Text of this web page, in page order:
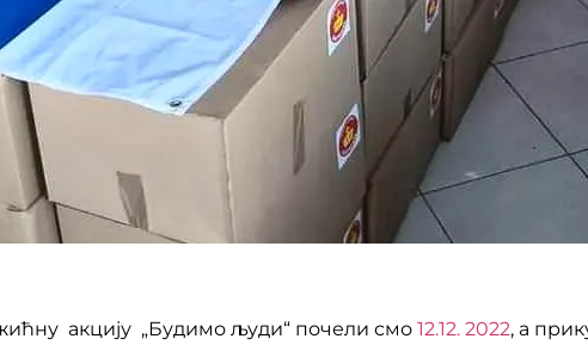
акцију „Будимо људи“ почели смо 12.12. 2022, а